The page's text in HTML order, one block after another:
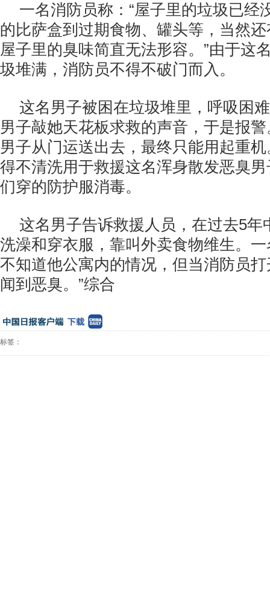
一名消防员称：“屋子里的垃圾已经
的比萨盒到过期食物、罐头等，当然
屋子里的臭味简直无法形容。”由于这
圾堆满，消防员不得不破门而入。
这名男子被困在垃圾堆里，呼吸困
男子敲她天花板求救的声音，于是报
男子从门运送出去，最终只能用起重
得不清洗用于救援这名浑身散发恶臭
们穿的防护服消毒。
这名男子告诉救援人员，在过去5年
洗澡和穿衣服，靠叫外卖食物维生。
不知道他公寓内的情况，但当消防员
闻到恶臭。”综合
标签：